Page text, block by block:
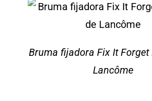
Bruma fijadora Fix It Forget
Lancôme